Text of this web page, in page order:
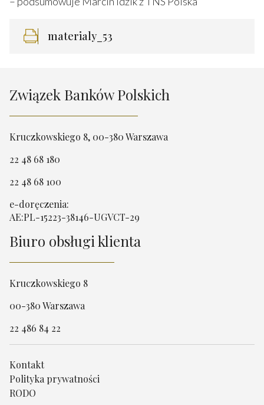
materialy_53
Związek Banków Polskich
Kruczkowskiego 8, 00-380 Warszawa
22 48 68 180
22 48 68 100
e-doręczenia:
AE:PL-15223-38146-UGVCT-29
Biuro obsługi klienta
Kruczkowskiego 8
00-380 Warszawa
22 486 84 22
Kontakt
Polityka prywatności
RODO